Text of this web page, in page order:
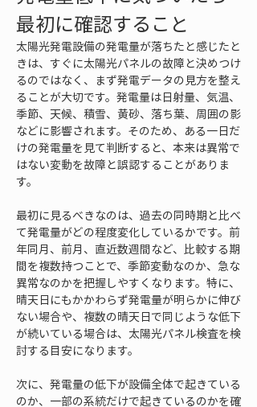
最初に確認すること
太陽光発電設備の発電量が落ちたと感じたと
きは、すぐに太陽光パネルの故障と決めつけ
るのではなく、まず発電データの見方を整え
ることが大切です。発電量は日射量、気温、
季節、天候、積雪、黄砂、落ち葉、周囲の影
などに影響されます。そのため、ある一日だ
けの発電量を見て判断すると、本来は異常で
はない変動を故障と誤認することがありま
す。
最初に見るべきなのは、過去の同時期と比べ
て発電量がどの程度変化しているかです。前
年同月、前月、直近数週間など、比較する期
間を複数持つことで、季節変動なのか、急な
異常なのかを把握しやすくなります。特に、
晴天日にもかかわらず発電量が明らかに伸び
ない場合や、複数の晴天日で同じような低下
が続いている場合は、太陽光パネル検査を検
討する目安になります。
次に、発電量の低下が設備全体で起きている
のか、一部の系統だけで起きているのかを確